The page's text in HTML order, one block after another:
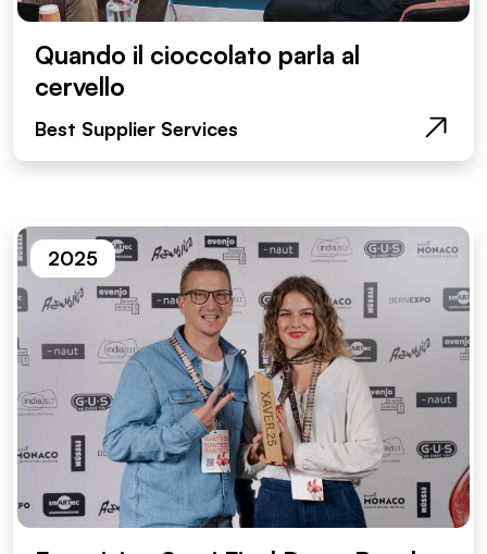
Quando il cioccolato parla al
cervello
Best Supplier Services
2025